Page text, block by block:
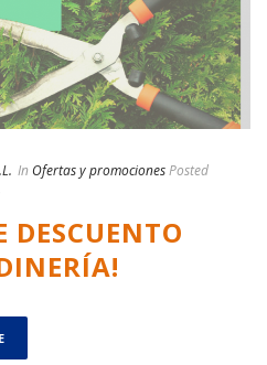
In Ofertas y promocionesPosted
DESCUENTO